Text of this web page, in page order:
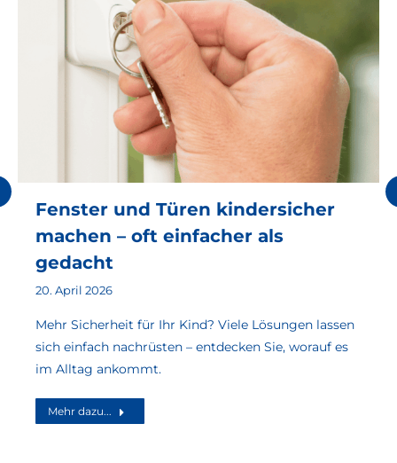
Fenster und Türen kindersicher
machen – oft einfacher als
gedacht
20. April 2026
Mehr Sicherheit für Ihr Kind? Viele Lösungen lassen
sich einfach nachrüsten – entdecken Sie, worauf es
im Alltag ankommt.
Mehr dazu...